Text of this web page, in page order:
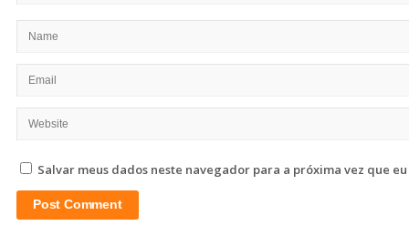
Salvar meus dados neste navegador para a próxima vez que